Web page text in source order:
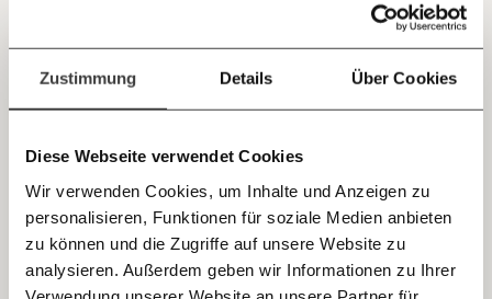
Zustimmung Details Über Cookies
Diese Webseite verwendet Cookies
Wir verwenden Cookies, um Inhalte und Anzeigen zu
personalisieren, Funktionen für soziale Medien anbieten
zu können und die Zugriffe auf unsere Website zu
analysieren. Außerdem geben wir Informationen zu Ihrer
Immer auf dem Laufenden
Jetzt
einfach
teilen.
E-Mail
Whatsapp
mit deinen Steuern - wählen darfst du aber nicht.
mitzubestimmen. Das müsste doch zu organisieren
sein: Dass ich in Deutschland mein Stimmrecht
verliere und dafür hier wählen darf. Weil ich hier
seit über 30 Jahren. Das funktioniert ja in die eine
Richtung jetzt schon: Ist man zu lang von seinem
ursprüngliche Heimatland weg, verliert man das
Wahlrecht dort. Ich treffe immer wieder alte